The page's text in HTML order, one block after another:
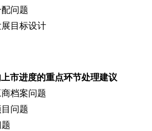
问题
目标设计
市进度的重点环节处理建议
档案问题
问题